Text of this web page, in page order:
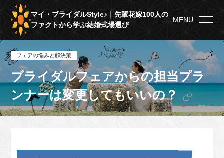
マイ・ブライダルStyle♪｜先輩花嫁100人の
ファクトから学ぶ結婚式場選び
MENU
ブライダルフェアからの担当プラ
ンナーは変更してもいいの？
フェアの悩みと解決策